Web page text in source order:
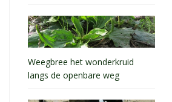
Weegbree het wonderkruid
langs de openbare weg